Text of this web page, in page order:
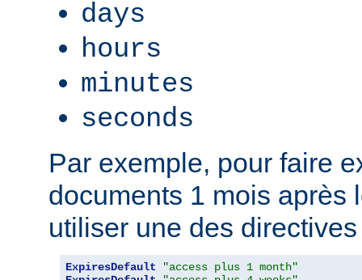
days
hours
minutes
seconds
Par exemple, pour faire
documents 1 mois après
utiliser une des
ExpiresDefault
"access plus 1 month"